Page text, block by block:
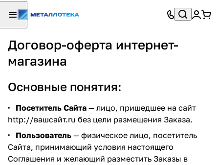
Договор-оферта интернет-
магазина
Основные понятия:
Посетитель Сайта — лицо, пришедшее на сайт
http://вашсайт.ru без цели размещения Заказа.
Пользователь — физическое лицо, посетитель
Сайта, принимающий условия настоящего
Соглашения и желающий разместить Заказы в